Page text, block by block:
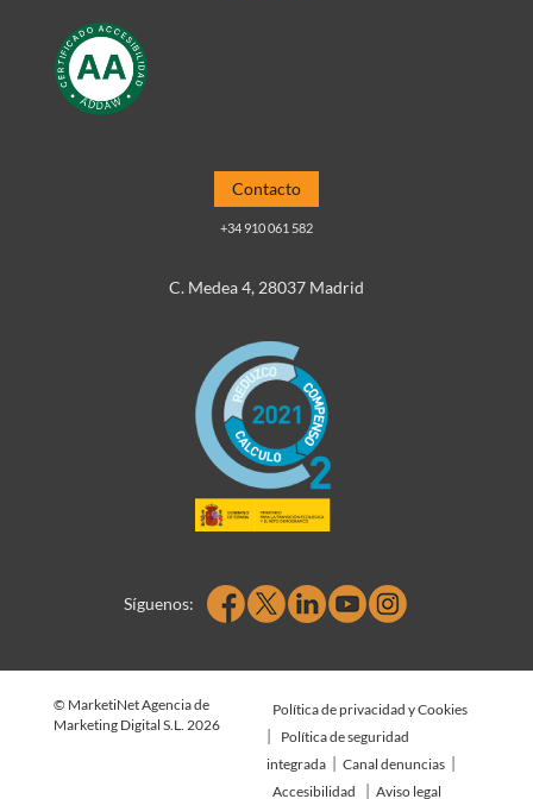
Contacto
+34 910 061 582
C. Medea 4, 28037 Madrid
Síguenos:
© MarketiNet Agencia de
Marketing Digital S.L. 2026
Política de privacidad y Cookies
|
Política de seguridad
integrada | Canal denuncias |
Accesibilidad | Aviso legal